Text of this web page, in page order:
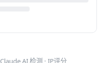
Claude AI 检测 · IP评分